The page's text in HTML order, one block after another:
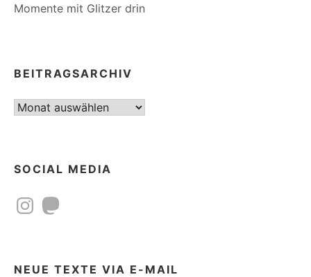
Momente mit Glitzer drin
BEITRAGSARCHIV
Beitragsarchiv
SOCIAL MEDIA
InstagramMastodon
NEUE TEXTE VIA E-MAIL